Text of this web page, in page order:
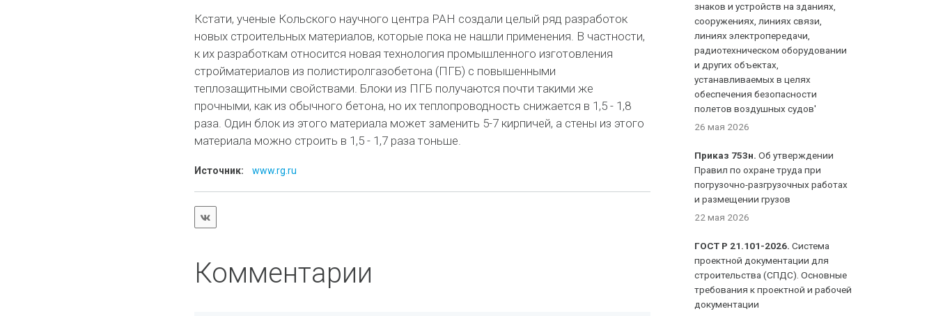
Кстати, ученые Кольского научного центра РАН создали целый ряд разработок
новых строительных материалов, которые пока не нашли применения. В частности,
к их разработкам относится новая технология промышленного изготовления
стройматериалов из полистиролгазобетона (ПГБ) с повышенными
теплозащитными свойствами. Блоки из ПГБ получаются почти такими же
прочными, как из обычного бетона, но их теплопроводность снижается в 1,5 - 1,8
раза. Один блок из этого материала может заменить 5-7 кирпичей, а стены из этого
материала можно строить в 1,5 - 1,7 раза тоньше.
Источник: www.rg.ru
Комментарии
знаков и устройств на зданиях,
сооружениях, линиях связи,
линиях электропередачи,
радиотехническом оборудовании
и других объектах,
устанавливаемых в целях
обеспечения безопасности
полетов воздушных судов'
26 мая 2026
Приказ 753н. Об утверждении
Правил по охране труда при
погрузочно-разгрузочных работах
и размещении грузов
22 мая 2026
ГОСТ Р 21.101-2026. Система
проектной документации для
строительства (СПДС). Основные
требования к проектной и рабочей
документации